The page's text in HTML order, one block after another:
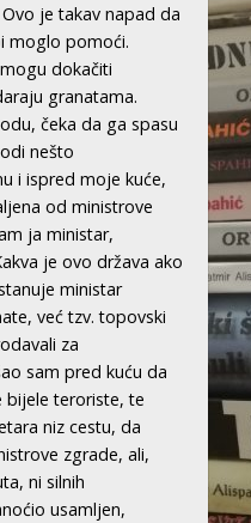
je takav napad da
moglo pomoći.
dokačiti
granatama.
čeka da ga spasu
nešto
i ispred moje kuće,
od ministrove
ja ministar,
je ovo država ako
ministar
već tzv. topovski
za
sam pred kuću da
bijele teroriste, te
niz cestu, da
zgrade, ali,
ni silnih
usamljen,